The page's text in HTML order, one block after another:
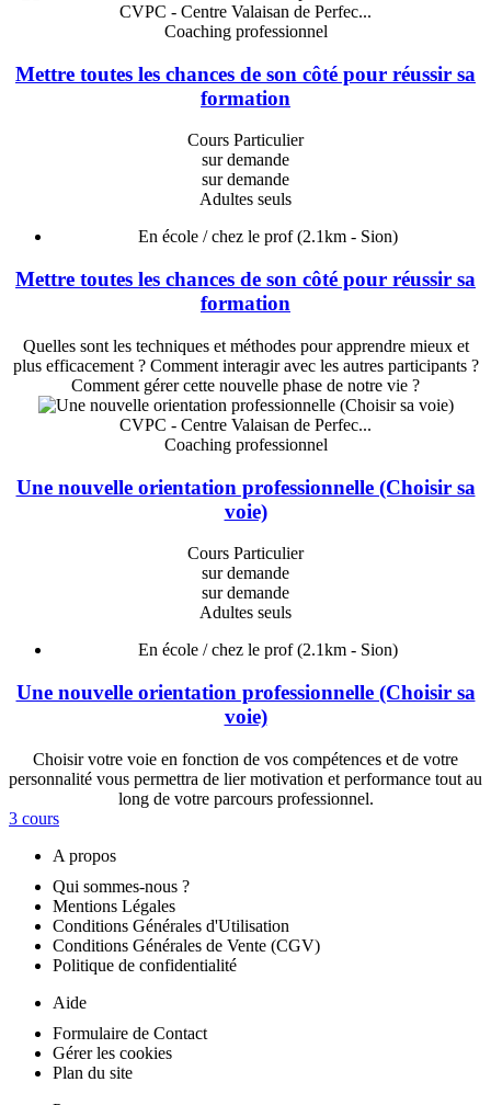
CVPC - Centre Valaisan de Perfec...
Coaching professionnel
Mettre toutes les chances de son côté pour réussir sa
formation
Cours Particulier
sur demande
sur demande
Adultes seuls
En école / chez le prof(2.1km - Sion)
Mettre toutes les chances de son côté pour réussir sa
formation
Quelles sont les techniques et méthodes pour apprendre mieux et
plus efficacement ? Comment interagir avec les autres participants ?
Comment gérer cette nouvelle phase de notre vie ?
CVPC - Centre Valaisan de Perfec...
Coaching professionnel
Une nouvelle orientation professionnelle (Choisir sa
voie)
Cours Particulier
sur demande
sur demande
Adultes seuls
En école / chez le prof(2.1km - Sion)
Une nouvelle orientation professionnelle (Choisir sa
voie)
Choisir votre voie en fonction de vos compétences et de votre
personnalité vous permettra de lier motivation et performance tout au
long de votre parcours professionnel.
3 cours
A propos
Qui sommes-nous ?
Mentions Légales
Conditions Générales d'Utilisation
Conditions Générales de Vente (CGV)
Politique de confidentialité
Aide
Formulaire de Contact
Gérer les cookies
Plan du site